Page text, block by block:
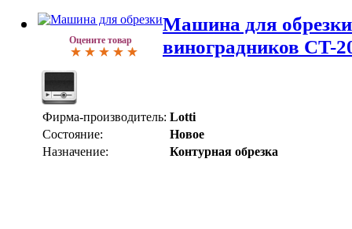
Оцените товар
Машина для
виноградников CT-
Фирма-производитель: Lotti
Состояние:
Новое
Назначение:
Контурная обрезка